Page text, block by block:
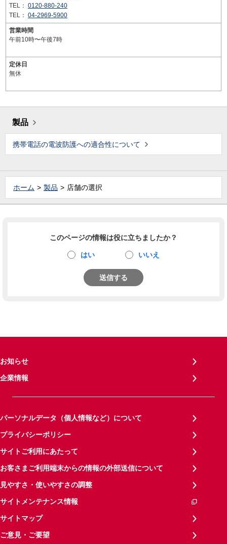
TEL： 0120-880-240
TEL： 04-2969-5900
営業時間
午前10時〜午後7時
定休日
無休
製品
携帯電話の電波防護への適合性について
ホーム 製品 店舗の選択
このページの情報は役に立ちましたか？
はい いいえ
送信する
お知らせ
企業情報
パーソナルデータ（個人情報など）について
プライバシーポリシー
サイトご利用にあたって
お客さまご利用端末からの情報の外部送信について
見やすさ・使いやすさの調整
サイトメンテナンス情報
サイトマップ
ご意見・ご要望